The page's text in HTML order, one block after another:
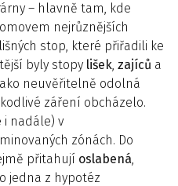
– hlavně tam, kde
nejrůznějších
stop, které přiřadili ke
byly stopy lišek, zajíců a
neuvěřitelně odolná
záření obcházelo.
i nadále) v
zónách. Do
přitahují oslabená,
jedna z hypotéz